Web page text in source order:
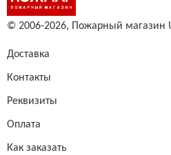
© 2006-2026, Пожарный магазин
Доставка
Контакты
Реквизиты
Оплата
Как заказать